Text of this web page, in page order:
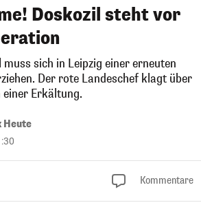
Doskozil steht vor
sich in Leipzig einer erneuten
Der rote Landeschef klagt über
Erkältung.
Heute
Kommentare